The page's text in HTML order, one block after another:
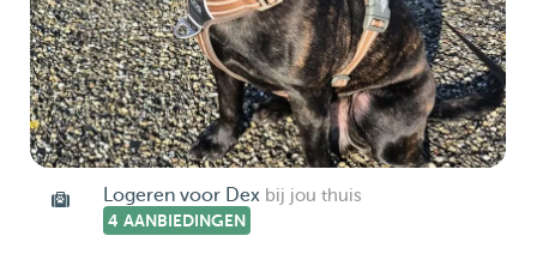
Logeren voor Dex bij jou thuis
4 AANBIEDINGEN